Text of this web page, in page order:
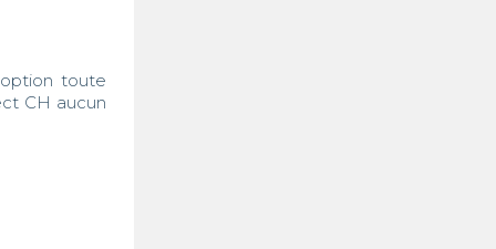
toute
CH aucun